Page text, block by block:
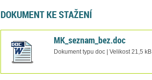
DOKUMENT KE STAŽENÍ
MK_seznam_bez.doc
Dokument typu doc | Velikost 21,5 kB